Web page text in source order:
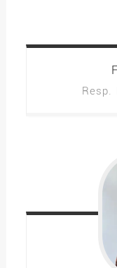
Resp.